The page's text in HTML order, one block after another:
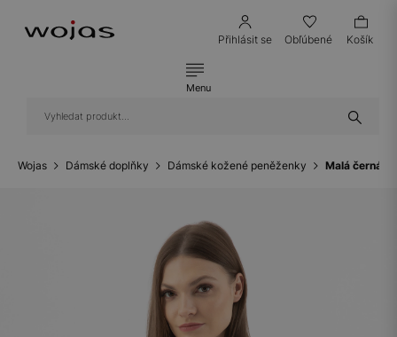
Přihlásit se Obľúbené Košík
Menu
Wojas Dámské doplňky Dámské kožené peněženky Malá černá